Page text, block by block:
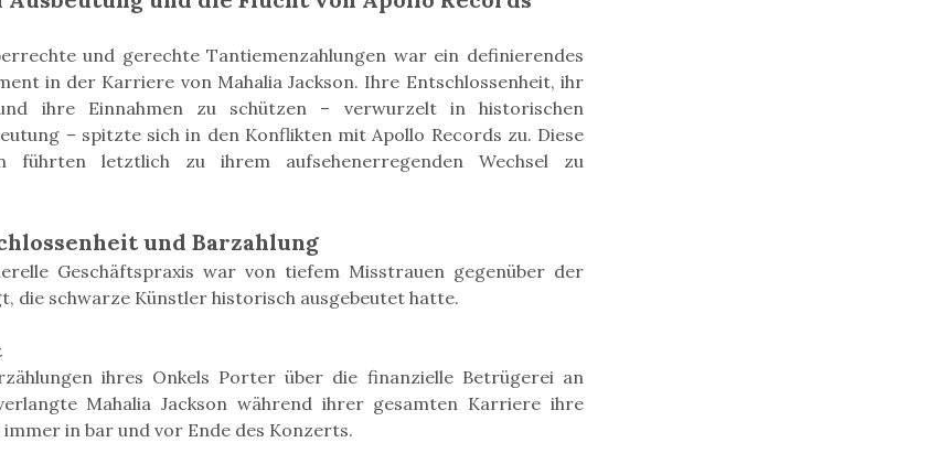
und gerechte Tantiemenzahlungen war ein definierendes
in der Karriere von Mahalia Jackson. Ihre Entschlossenheit, ihr
ihre Einnahmen zu schützen – verwurzelt in historischen
– spitzte sich in den Konflikten mit Apollo Records zu. Diese
führten letztlich zu ihrem aufsehenerregenden Wechsel zu
und Barzahlung
Geschäftspraxis war von tiefem Misstrauen gegenüber der
die schwarze Künstler historisch ausgebeutet hatte.
ihres Onkels Porter über die finanzielle Betrügerei an
Mahalia Jackson während ihrer gesamten Karriere ihre
in bar und vor Ende des Konzerts.